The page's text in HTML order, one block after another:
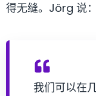
得无缝。Jörg 说：
我们可以在